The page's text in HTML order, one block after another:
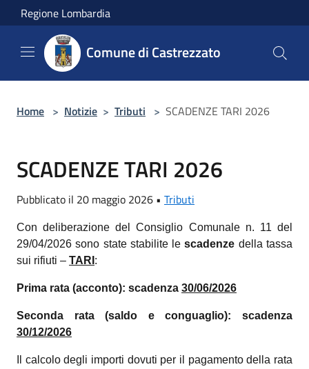
Salta al contenuto principale
Regione Lombardia
Comune di Castrezzato
Home > Notizie > Tributi > SCADENZE TARI 2026
SCADENZE TARI 2026
Pubblicato il 20 maggio 2026 • Tributi
Con deliberazione del Consiglio Comunale n. 11 del
29/04/2026 sono state stabilite lescadenze della tassa
sui rifiuti – TARI :
Prima rata (acconto): scadenza 30/06/2026
Seconda rata (saldo e conguaglio): scadenza
30/12/2026
Il calcolo degli importi dovuti per il pagamento della rata